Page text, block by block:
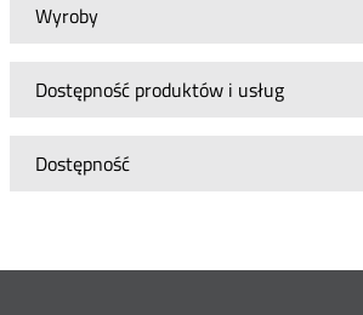
Wyroby
Dostępność produktów i usług
Dostępność